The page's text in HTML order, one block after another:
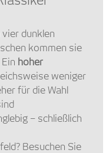
dunklen
kommen sie
hoher
weniger
für die Wahl
– schließlich
Besuchen Sie